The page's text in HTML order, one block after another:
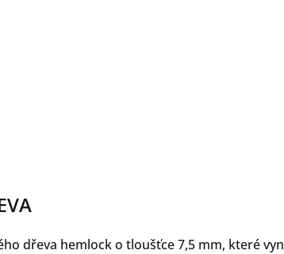
dřeva hemlock o tloušťce 7,5 mm, které